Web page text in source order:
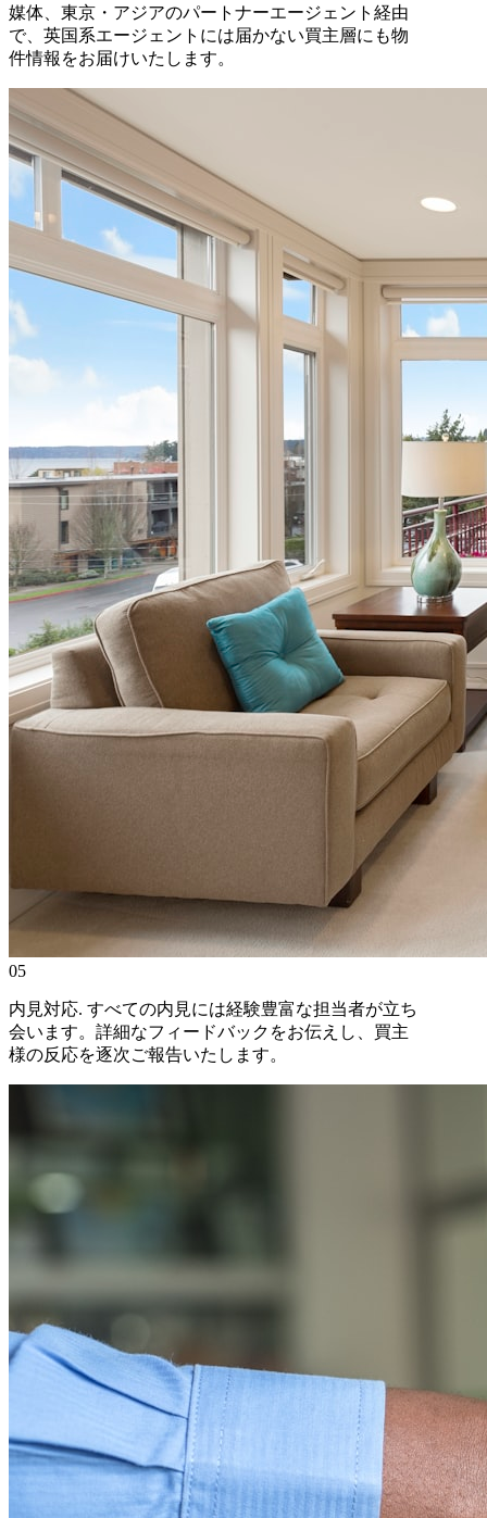
媒体、東京・アジアのパートナーエージェント経由
で、英国系エージェントには届かない買主層にも物
件情報をお届けいたします。
05
内見対応. すべての内見には経験豊富な担当者が立ち
会います。詳細なフィードバックをお伝えし、買主
様の反応を逐次ご報告いたします。